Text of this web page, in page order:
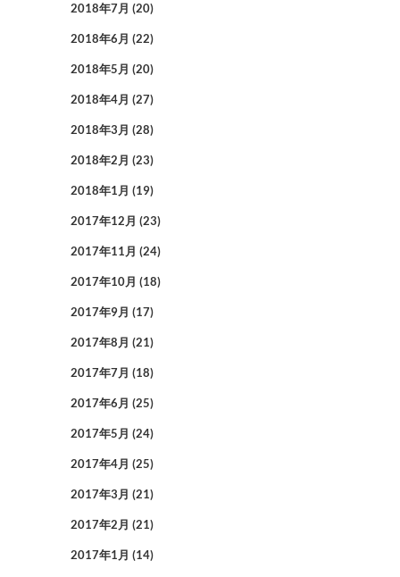
2018年7月 (20)
2018年6月 (22)
2018年5月 (20)
2018年4月 (27)
2018年3月 (28)
2018年2月 (23)
2018年1月 (19)
2017年12月 (23)
2017年11月 (24)
2017年10月 (18)
2017年9月 (17)
2017年8月 (21)
2017年7月 (18)
2017年6月 (25)
2017年5月 (24)
2017年4月 (25)
2017年3月 (21)
2017年2月 (21)
2017年1月 (14)